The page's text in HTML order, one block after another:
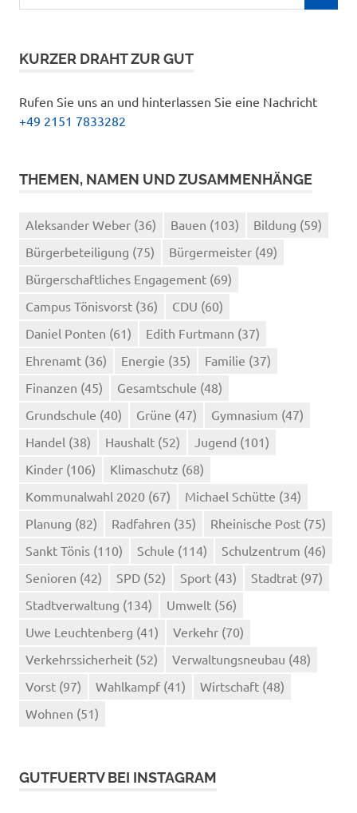
KURZER DRAHT ZUR GUT
Rufen Sie uns an und hinterlassen Sie eine Nachricht
+49 2151 7833282
THEMEN, NAMEN UND ZUSAMMENHÄNGE
Aleksander Weber (36) Bauen (103) Bildung (59)
Bürgerbeteiligung (75) Bürgermeister (49)
Bürgerschaftliches Engagement (69)
Campus Tönisvorst (36) CDU (60)
Daniel Ponten (61) Edith Furtmann (37)
Ehrenamt (36) Energie (35) Familie (37)
Finanzen (45) Gesamtschule (48)
Grundschule (40) Grüne (47) Gymnasium (47)
Handel (38) Haushalt (52) Jugend (101)
Kinder (106) Klimaschutz (68)
Kommunalwahl 2020 (67) Michael Schütte (34)
Planung (82) Radfahren (35) Rheinische Post (75)
Sankt Tönis (110) Schule (114) Schulzentrum (46)
Senioren (42) SPD (52) Sport (43) Stadtrat (97)
Stadtverwaltung (134) Umwelt (56)
Uwe Leuchtenberg (41) Verkehr (70)
Verkehrssicherheit (52) Verwaltungsneubau (48)
Vorst (97) Wahlkampf (41) Wirtschaft (48)
Wohnen (51)
GUTFUERTV BEI INSTAGRAM